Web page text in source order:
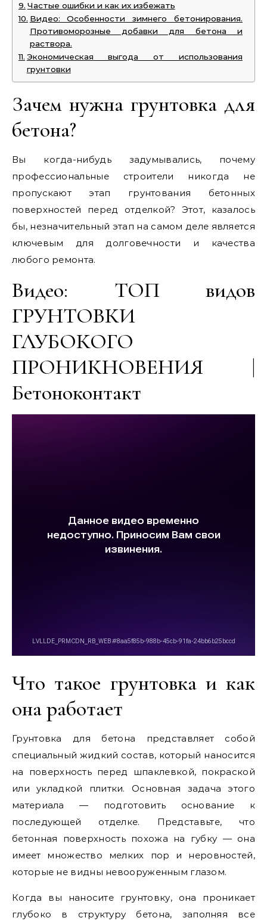
Частые ошибки и как их избежать
Видео: Особенности зимнего бетонирования.
Противоморозные добавки для бетона и
раствора.
Экономическая выгода от использования
грунтовки
Зачем нужна грунтовка для
бетона?
Вы когда-нибудь задумывались, почему
профессиональные строители никогда не
пропускают этап грунтования бетонных
поверхностей перед отделкой? Этот, казалось
бы, незначительный этап на самом деле является
ключевым для долговечности и качества
любого ремонта.
Видео: ТОП видов
ГРУНТОВКИ
ГЛУБОКОГО
ПРОНИКНОВЕНИЯ |
Бетоноконтакт
Что такое грунтовка и как
она работает
Грунтовка для бетона представляет собой
специальный жидкий состав, который наносится
на поверхность перед шпаклевкой, покраской
или укладкой плитки. Основная задача этого
материала — подготовить основание к
последующей отделке. Представьте, что
бетонная поверхность похожа на губку — она
имеет множество мелких пор и неровностей,
которые не видны невооруженным глазом.
Когда вы наносите грунтовку, она проникает
глубоко в структуру бетона, заполняя все